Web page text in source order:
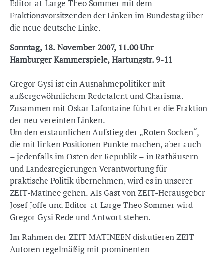
Editor-at-Large Theo Sommer mit dem
Fraktionsvorsitzenden der Linken im Bundestag über
die neue deutsche Linke.
Sonntag, 18. November 2007, 11.00 Uhr
Hamburger Kammerspiele, Hartungstr. 9-11
Gregor Gysi ist ein Ausnahmepolitiker mit
außergewöhnlichem Redetalent und Charisma.
Zusammen mit Oskar Lafontaine führt er die Fraktion
der neu vereinten Linken.
Um den erstaunlichen Aufstieg der „Roten Socken“,
die mit linken Positionen Punkte machen, aber auch
– jedenfalls im Osten der Republik – in Rathäusern
und Landesregierungen Verantwortung für
praktische Politik übernehmen, wird es in unserer
ZEIT-Matinee gehen. Als Gast von ZEIT-Herausgeber
Josef Joffe und Editor-at-Large Theo Sommer wird
Gregor Gysi Rede und Antwort stehen.
Im Rahmen der ZEIT MATINEEN diskutieren ZEIT-
Autoren regelmäßig mit prominenten